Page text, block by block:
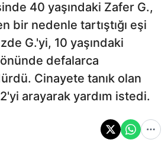
40 yaşındaki Zafer G.,
bir nedenle tartıştığı eşi
G.'yi, 10 yaşındaki
defalarca
Cinayete tanık olan
arayarak yardım istedi.